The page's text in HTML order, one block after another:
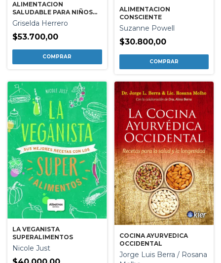
ALIMENTACION
SALUDABLE PARA NIÑOS
GENIALES
Griselda Herrero
$53.700,00
ALIMENTACION
CONSCIENTE
Suzanne Powell
$30.800,00
LA VEGANISTA
SUPERALIMENTOS
Nicole Just
COCINA AYURVEDICA
OCCIDENTAL
Jorge Luis Berra / Rosana